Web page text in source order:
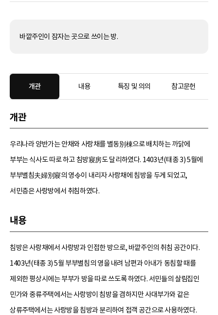
바깥주인이 잠자는 곳으로 쓰이는 방.
개관 내용 특징 및 의의 참고문헌
개관
우리나라 양반가는 안채와 사랑채를 별동別棟으로 배치하는 까닭에
부부는 식사도 따로 하고 침방寢房도 달리하였다. 1403년(태종 3) 5월에
부부별침夫婦別寢의 영令이 내리자 사랑채에 침방을 두게 되었고,
서민층은 사랑방에서 취침하였다.
내용
침방은 사랑채에서 사랑방과 인접한 방으로, 바깥주인의 취침 공간이다.
1403년(태종 3) 5월 부부별침의 영을 내려 남편과 아내가 동침할 때를
제외한 평상시에는 부부가 방을 따로 쓰도록 하였다. 서민들의 살림집인
민가와 중류주택에서는 사랑방이 침방을 겸하지만 사대부가와 같은
상류주택에서는 사랑방을 침방과 분리하여 접객 공간으로 사용하였다.